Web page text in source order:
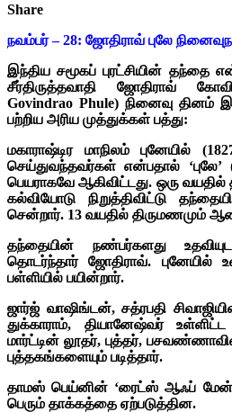
Share
நவம்பர் – 28: ஜோதிராவ் புலே
இந்திய சமூகப் புரட்சியின் தந்தை
சீர்திருத்தவாதி ஜோதிராவ்
Govindrao Phule) நினைவு தினம்
பற்றிய அரிய முத்துக்கள் பத்து:
மகாராஷ்டிர மாநிலம் புனேயில்
செய்துவந்தவர்கள் என்பதால் ‘புலே’
பெயராகவே ஆகிவிட்டது. ஒரு
கல்வியோடு நிறுத்திவிட்டு
சென்றார். 13 வயதில் திருமணமும்
தந்தையின் நண்பர்களது
தொடர்ந்தார் ஜோதிராவ். புனேயில்
பள்ளியில் பயின்றார்.
ஜார்ஜ் வாஷிங்டன், சத்ரபதி
துக்காராம், தியானேஷ்வர்
மார்ட்டின் லூதர், புத்தர்,
புத்தகங்களையும் படித்தார்.
தாமஸ் பெய்னின் ‘ரைட்ஸ் ஆஃப்
பெரும் தாக்கத்தை ஏற்படுத்தின.